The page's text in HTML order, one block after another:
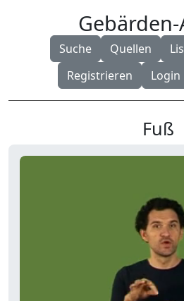
Suche Quellen
Registrieren
Login
Fuß